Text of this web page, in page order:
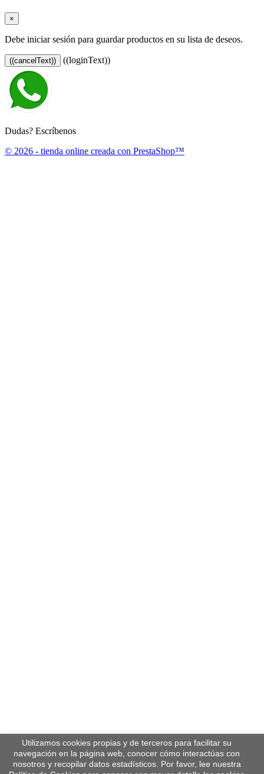
Utilizamos cookies propias y de terceros para facilitar su
navegación en la página web, conocer cómo interactúas con
nosotros y recopilar datos estadísticos. Por favor, lee nuestra
×
Debe iniciar sesión para guardar productos en su lista de deseos.
((cancelText)) ((loginText))
Dudas? Escríbenos
© 2026 - tienda online creada con PrestaShop™